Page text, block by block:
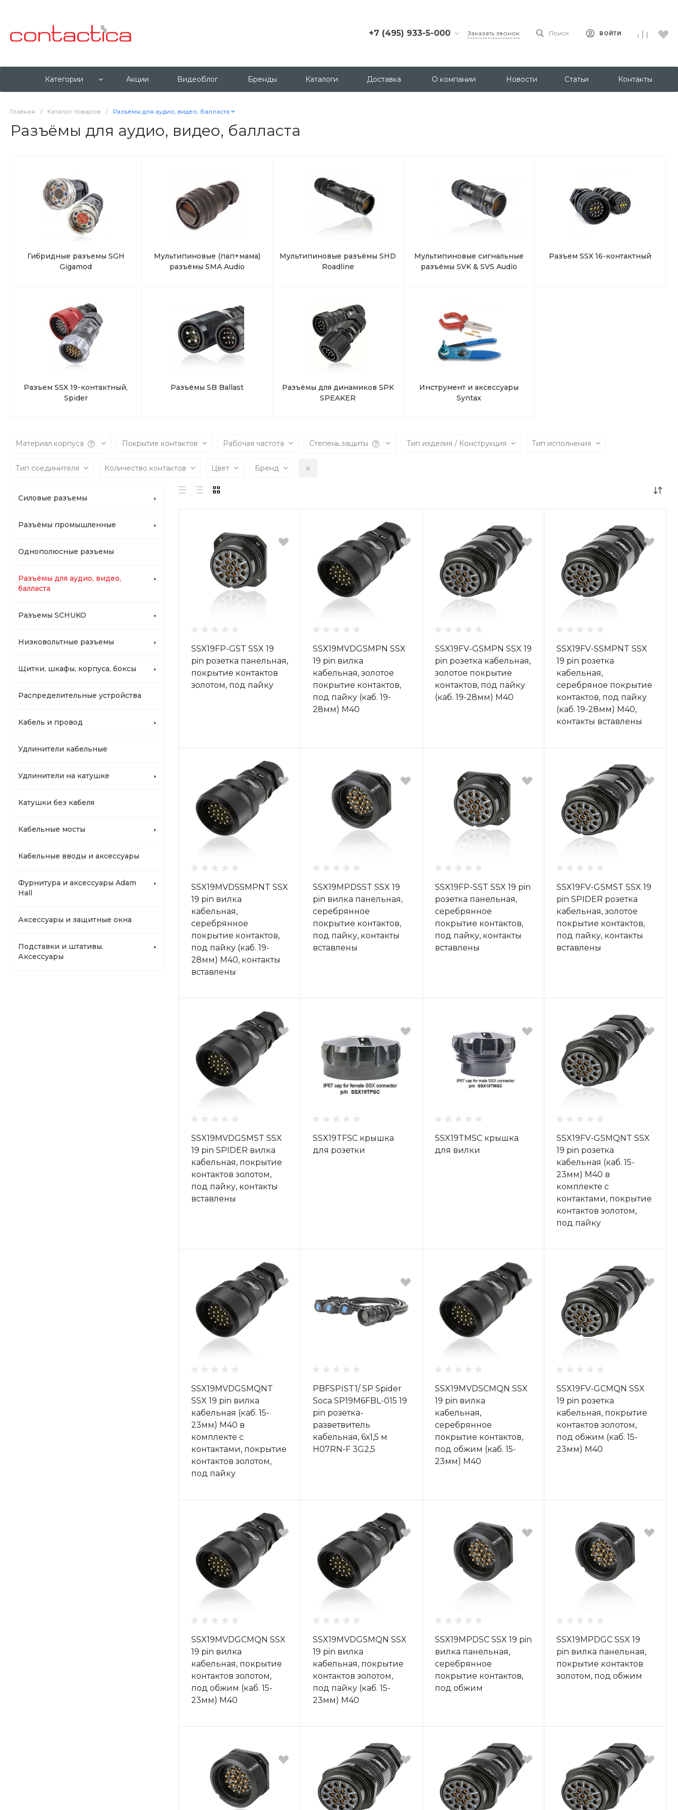
+7 (495) 933-5-000
г. Москва, ул.
Грузинский пер., д. 3 c1,
офис 158
18
+7 (343) 288-65-00
+7(924) 433-50-00
Заказать звонок Поиск ВОЙТИ
Категории Акции Видеоблог Бренды Каталоги Доставка О компании Новости Статьи Контакты
Главная / Каталог товаров / Разъёмы для аудио, видео, балласта
Разъёмы для аудио, видео, балласта
Гибридные разъемы SGH
Gigamod
Мультипиновые (пап+мама)
разъёмы SMA Audio
Мультипиновые разъёмы SHD
Roadline
Мультипиновые сигнальные
разъёмы SVK & SVS Audio
Разъем SSX 16-контактный
Разъем SSX 19-контактный,
Spider
Разъёмы SB Ballast
Разъёмы для динамиков SPK
SPEAKER
Инструмент и аксессуары
Syntax
Материал корпуса Покрытие контактов Рабочая частота Степень защиты Тип изделия / Конструкция Тип исполнения
Тип соединителя Количество контактов Цвет Бренд
Силовые разъемы
Разъёмы промышленные
Однополюсные разъемы
Разъёмы для аудио, видео,
балласта
Разъемы SCHUKO
Низковольтные разъемы
Щитки, шкафы, корпуса, боксы
Распределительные устройства
Кабель и провод
Удлинители кабельные
Удлинители на катушке
Катушки без кабеля
Кабельные мосты
Кабельные вводы и аксессуары
Фурнитура и аксессуары Adam
Hall
Аксессуары и защитные окна
Подставки и штативы.
Аксессуары
SSX19FP-GST SSX 19
pin розетка панельная,
покрытие контактов
золотом, под пайку
SSX19MVDGSMPN SSX
19 pin вилка
кабельная, золотое
покрытие контактов,
под пайку (каб. 19-
28мм) M40
SSX19FV-GSMPN SSX 19
pin розетка кабельная,
золотое покрытие
контактов, под пайку
(каб. 19-28мм) M40
SSX19FV-SSMPNT SSX
19 pin розетка
кабельная,
серебряное покрытие
контактов, под пайку
(каб. 19-28мм) M40,
контакты вставлены
SSX19MVDSSMPNT SSX
19 pin вилка
кабельная,
серебрянное
покрытие контактов,
под пайку (каб. 19-
28мм) M40, контакты
вставлены
SSX19MPDSST SSX 19
pin вилка панельная,
серебрянное
покрытие контактов,
под пайку, контакты
вставлены
SSX19FP-SST SSX 19 pin
розетка панельная,
серебрянное
покрытие контактов,
под пайку, контакты
вставлены
SSX19FV-GSMST SSX 19
pin SPIDER розетка
кабельная, золотое
покрытие контактов,
под пайку, контакты
вставлены
SSX19MVDGSMST SSX
19 pin SPIDER вилка
кабельная, покрытие
контактов золотом,
под пайку, контакты
вставлены
SSX19TFSC крышка
для розетки
SSX19TMSC крышка
для вилки
SSX19FV-GSMQNT SSX
19 pin розетка
кабельная (каб. 15-
23мм) M40 в
комплекте с
контактами, покрытие
контактов золотом,
под пайку
SSX19MVDGSMQNT
SSX 19 pin вилка
кабельная (каб. 15-
23мм) M40 в
комплекте с
контактами, покрытие
контактов золотом,
под пайку
PBFSPIST1/ SP Spider
Soca SP19M6FBL-015 19
pin розетка-
разветвитель
кабельная, 6х1,5 м
H07RN-F 3G2,5
SSX19MVDSCMQN SSX
19 pin вилка
кабельная,
серебрянное
покрытие контактов,
под обжим (каб. 15-
23мм) M40
SSX19FV-GCMQN SSX
19 pin розетка
кабельная, покрытие
контактов золотом,
под обжим (каб. 15-
23мм) M40
SSX19MVDGCMQN SSX
19 pin вилка
кабельная, покрытие
контактов золотом,
под обжим (каб. 15-
23мм) M40
SSX19MVDGSMQN SSX
19 pin вилка
кабельная, покрытие
контактов золотом,
под пайку (каб. 15-
23мм) M40
SSX19MPDSC SSX 19 pin
вилка панельная,
серебрянное
покрытие контактов,
под обжим
SSX19MPDGC SSX 19
pin вилка панельная,
покрытие контактов
золотом, под обжим